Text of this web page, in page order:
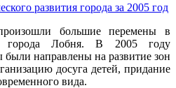
развития города за 2005 год
большие перемены в
города Лобня. В 2005 году
были направлены на развитие зон
досуга детей, придание
вида.